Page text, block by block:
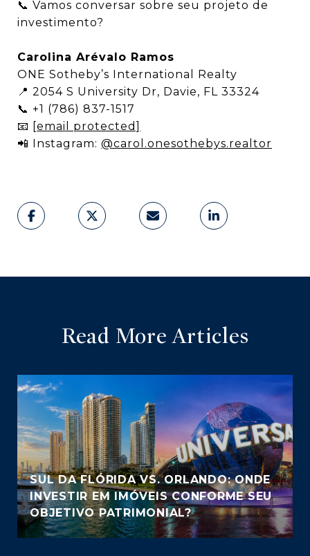
📞 Vamos conversar sobre seu projeto de
investimento?
Carolina Arévalo Ramos
ONE Sotheby’s International Realty
📍 2054 S University Dr, Davie, FL 33324
📞 +1 (786) 837-1517
📧
[email protected]
📲 Instagram: @carol.onesothebys.realtor
Read More Articles
SUL DA FLÓRIDA VS. ORLANDO: ONDE
INVESTIR EM IMÓVEIS CONFORME SEU
OBJETIVO PATRIMONIAL?